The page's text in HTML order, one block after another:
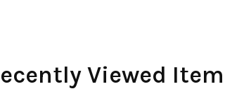
Viewed